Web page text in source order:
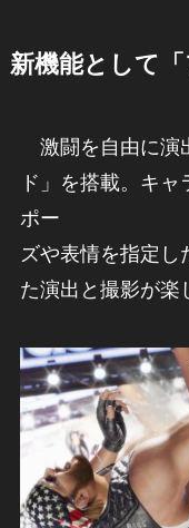
新機能として
激闘を自由に演
ド」を搭載。キャ
ポー
ズや表情を指定し
た演出と撮影が楽